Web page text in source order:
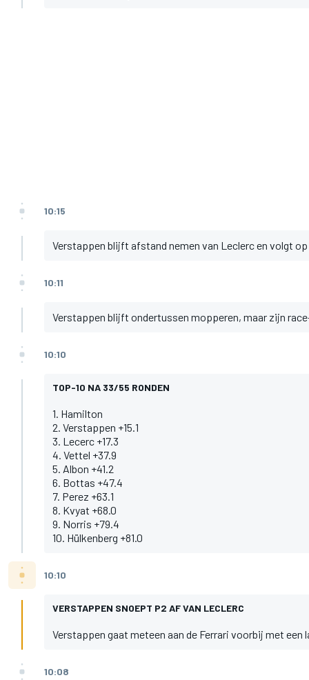
10:15
Verstappen blijft afstand nemen van Leclerc en volgt op
10:11
Verstappen blijft ondertussen mopperen, maar zijn
10:10
TOP-10 NA 33/55 RONDEN
1. Hamilton
2. Verstappen +15.1
3. Lecerc +17.3
4. Vettel +37.9
5. Albon +41.2
6. Bottas +47.4
7. Perez +63.1
8. Kvyat +68.0
9. Norris +79.4
10. Hülkenberg +81.0
10:10
VERSTAPPEN SNOEPT P2 AF VAN LECLERC
Verstappen gaat meteen aan de Ferrari voorbij met
10:08